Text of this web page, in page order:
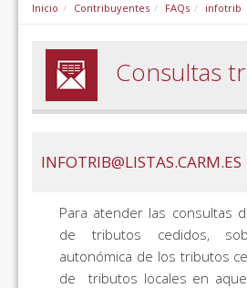
Inicio Contribuyentes FAQs infotrib
Consultas
INFOTRIB@LISTAS.CARM.ES
Para atender las consultas
de tributos cedidos,
autonómica de los tributos
de tributos locales en